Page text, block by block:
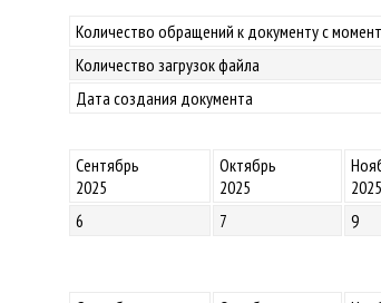
Количество обращений к документу с
Количество загрузок файла
Дата создания документа
Сентябрь
2025
Октябрь
2025
2025
6
7 9